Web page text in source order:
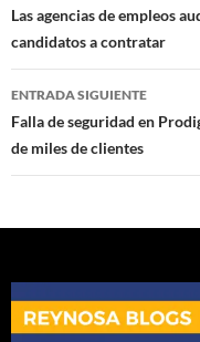
de
entradas
Las agencias de empleos
candidatos a contratar
ENTRADA SIGUIENTE
Falla de seguridad en
de miles de clientes